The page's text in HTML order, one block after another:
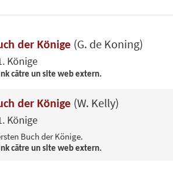
der Könige (G. de Koning)
Könige
către un site web extern.
der Könige (W. Kelly)
Könige
Buch der Könige.
către un site web extern.